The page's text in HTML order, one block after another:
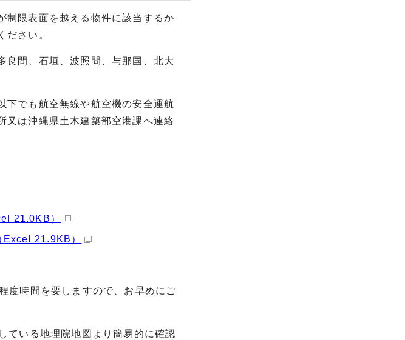
制限表面を越える物件に該当するか
ださい。
良間、石垣、波照間、与那国、北大
下でも航空無線や航空機の安全運航
又は沖縄県土木建築部空港課へ連絡
21.0KB）
Excel 21.9KB）
度時間を要しますので、お早めにご
ている地理院地図より簡易的に確認